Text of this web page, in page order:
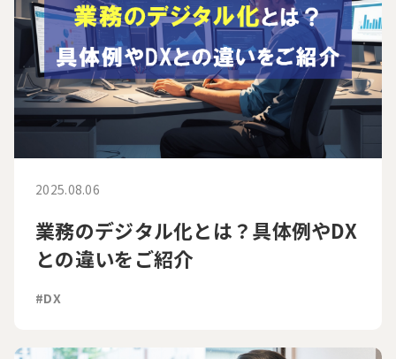
2025.08.06
業務のデジタル化とは？具体例やDX
との違いをご紹介
#DX